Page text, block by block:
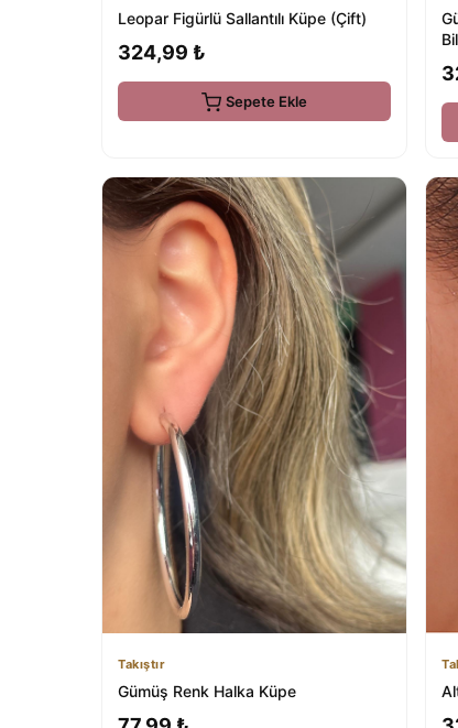
Leopar Figürlü Sallantılı Küpe (Çift)
324,99 ₺
Sepete Ekle
Takıştır
Gümüş Renk Halka Küpe